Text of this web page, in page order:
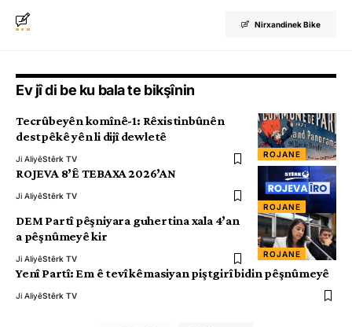
Nirxandinek Bike
Ev jî di be ku bala te bikşînin
ROJANE
Tecrûbeyên komînê-1: Rêxistinbûnên
destpêkê yên li dijî dewletê
Ji AliyêStêrk TV
ROJANE
ROJEVA 8’Ê TEBAXA 2026’AN
Ji AliyêStêrk TV
ROJANE
DEM Partî pêşniyara guhertina xala 4’an
a pêşnûmeyê kir
Ji AliyêStêrk TV
Yenî Partî: Em ê tevî kêmasiyan piştgirî bidin pêşnûmeyê
Ji AliyêStêrk TV